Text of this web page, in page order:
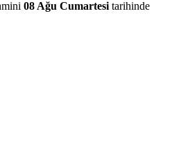
08 Ağu Cumartesi tarihinde